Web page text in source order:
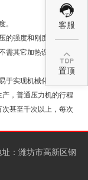
客服

置顶
。
的强度和刚度均较高。
需其它加热设备，因而
于实现机械化与自动
，普通压力机的行程
甚至千次以上，每次
址：潍坊市高新区钢